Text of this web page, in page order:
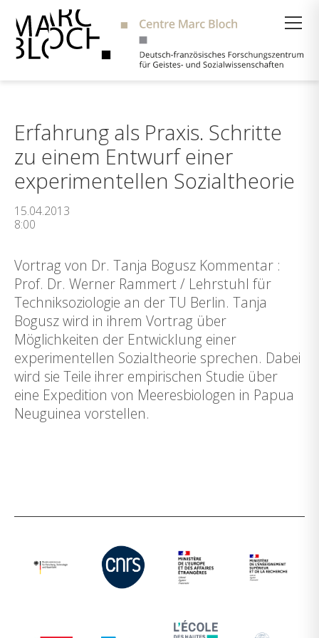
Erfahrung als Praxis. Schritte
zu einem Entwurf einer
experimentellen Sozialtheorie
15.04.2013
8:00
Vortrag von Dr. Tanja Bogusz Kommentar :
Prof. Dr. Werner Rammert / Lehrstuhl für
Techniksoziologie an der TU Berlin. Tanja
Bogusz wird in ihrem Vortrag über
Möglichkeiten der Entwicklung einer
experimentellen Sozialtheorie sprechen. Dabei
wird sie Teile ihrer empirischen Studie über
eine Expedition von Meeresbiologen in Papua
Neuguinea vorstellen.